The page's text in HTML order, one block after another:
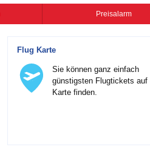
Preisalarm
Flug Karte
Sie können ganz einfach
günstigsten Flugtickets auf
Karte finden.